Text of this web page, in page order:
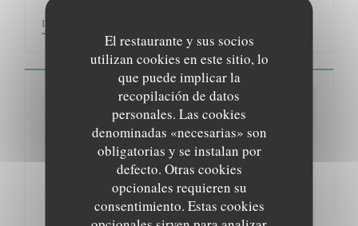
El restaurante y sus socios
utilizan cookies en este sitio, lo
que puede implicar la
recopilación de datos
personales. Las cookies
denominadas «necesarias» son
obligatorias y se instalan por
defecto. Otras cookies
opcionales requieren su
consentimiento. Estas cookies
LEA EL ARTICULO